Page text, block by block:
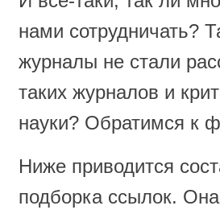
нами сотрудничать?
журналы не стали
таких журналов и
науки? Обратимся к
Ниже приводится
подборка ссылок.